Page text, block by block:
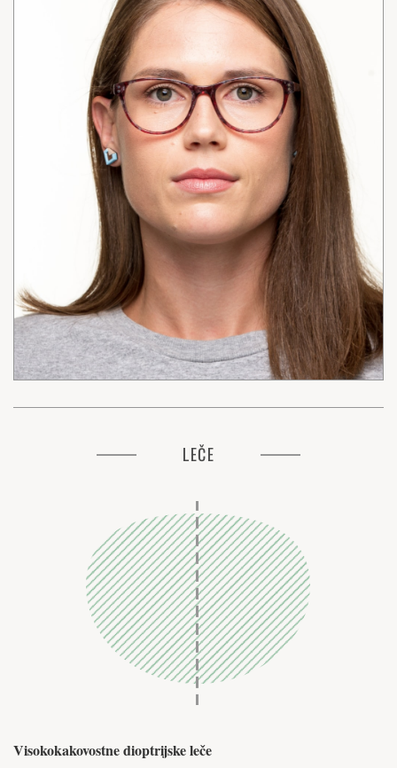
LEČE
Visokokakovostne dioptrijske leče